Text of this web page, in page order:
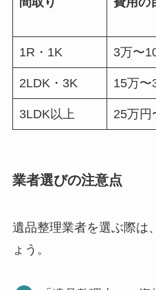
1R・1K 3万〜
2LDK・3K 15万〜
3LDK以上 25万円
業者選びの注意点
遺品整理業者を選ぶ際は
ょう。